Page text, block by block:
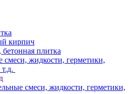
кирпич
плитка
смеси, жидкости, герметики,
смеси, жидкости, герметики,